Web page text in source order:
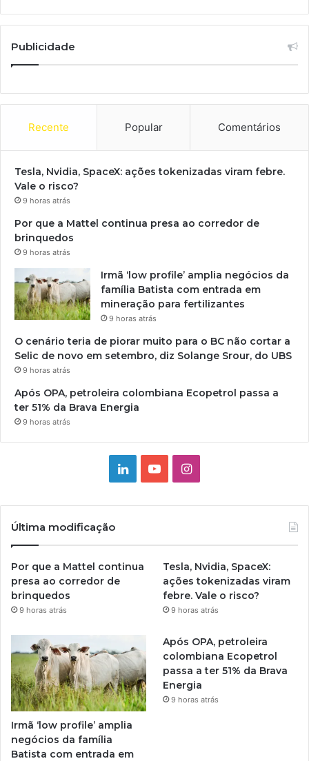
Publicidade
Recente Popular Comentários
Tesla, Nvidia, SpaceX: ações tokenizadas viram febre.
Vale o risco?
9 horas atrás
Por que a Mattel continua presa ao corredor de
brinquedos
9 horas atrás
Irmã ‘low profile’ amplia negócios da
família Batista com entrada em
mineração para fertilizantes
9 horas atrás
O cenário teria de piorar muito para o BC não cortar a
Selic de novo em setembro, diz Solange Srour, do UBS
9 horas atrás
Após OPA, petroleira colombiana Ecopetrol passa a
ter 51% da Brava Energia
9 horas atrás
LinkedinYouTubeInstagram
Última modificação
Por que a Mattel continua
presa ao corredor de
brinquedos
9 horas atrás
Tesla, Nvidia, SpaceX:
ações tokenizadas viram
febre. Vale o risco?
9 horas atrás
Irmã ‘low profile’ amplia
negócios da família
Batista com entrada em
Após OPA, petroleira
colombiana Ecopetrol
passa a ter 51% da Brava
Energia
9 horas atrás